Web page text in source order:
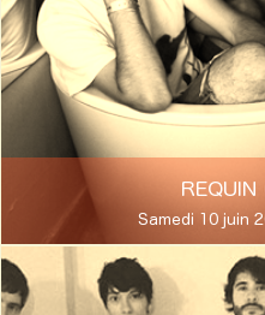
REQUIN
Samedi 10 juin